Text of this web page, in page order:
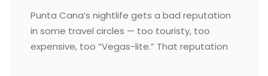
Punta Cana’s nightlife gets a bad reputation
in some travel circles — too touristy, too
expensive, too “Vegas-lite.” That reputation